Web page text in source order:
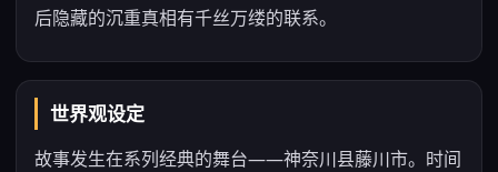
后隐藏的沉重真相有千丝万缕的联系。
世界观设定
故事发生在系列经典的舞台——神奈川县藤川市。时间